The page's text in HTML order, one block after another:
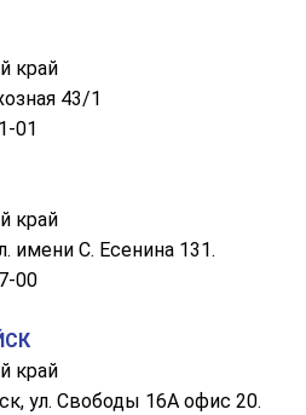
край
43/1
01
край
имени С. Есенина 131.
00
край
ул. Свободы 16А офис 20.